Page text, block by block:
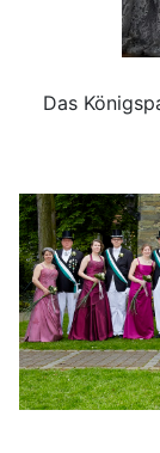
Das